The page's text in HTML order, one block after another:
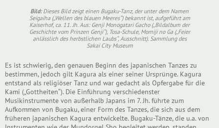
Bild:Dieses Bild zeigt einen Bugaku-Tanz, der unter dem Namen
Seigaiha („Wellen des blauen Meeres“) bekannt ist, aufgeführt am
Kaiserhof, ca. 11. Jh. Aus: Genji Monogatari Gacho („Bildalbum der
Geschichte vom Prinzen Genji“), Tosa-Schule, Momiji no Ga („Feier
anlässlich des herbstlichen Laubs“, Ausschnitt). Sammlung des
Sakai City Museum
Es ist schwierig, den genauen Beginn des japanischen Tanzes zu
bestimmen, jedoch gilt Kagura als einer seiner Ursprünge. Kagura
entstand als religiöser Tanz und war gedacht als Opfergabe für die
Kami („Gottheiten“). Die Einführung verschiedenster
Musikinstrumente von außerhalb Japans im 7. Jh. führte zum
Aufkommen von Bugaku, einer Form des Tanzes, die sich aus dem
früheren japanischen Kagura entwickelte. Bugaku-Tänze, die u.a. von